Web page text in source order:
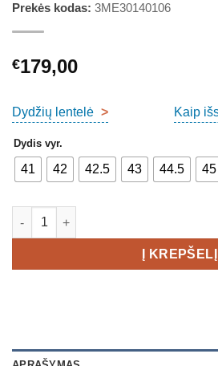
Prekės kodas: 3ME30140106
€179,00
Dydžių lentelė > Kaip
Dydis vyr.
41 42 42.5 43 44.5 45
produkto kiekis: On Cloudvista 2 WP
Į KREPŠELĮ